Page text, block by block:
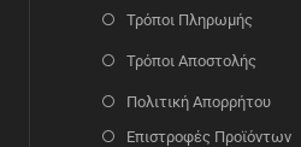
Τρόποι Πληρωμής
Τρόποι Αποστολής
Πολιτική Απορρήτου
Επιστροφές Προϊόντων